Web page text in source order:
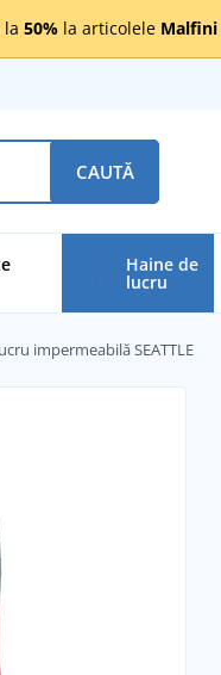
la 50% la articolele Malfini
CAUTĂ
Haine de
lucru
impermeabilă SEATTLE